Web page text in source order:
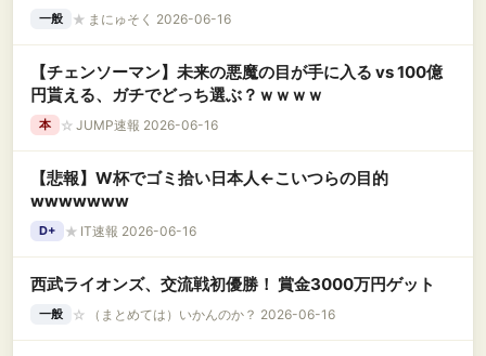
一般 ★ まにゅそく 2026-06-16
【チェンソーマン】未来の悪魔の目が手に入る vs 100億
円貰える、ガチでどっち選ぶ？ｗｗｗｗ
本 ☆ JUMP速報 2026-06-16
【悲報】W杯でゴミ拾い日本人←こいつらの目的
wwwwwww
D+ ★ IT速報 2026-06-16
西武ライオンズ、交流戦初優勝！ 賞金3000万円ゲット
一般 ☆ （まとめては）いかんのか？ 2026-06-16